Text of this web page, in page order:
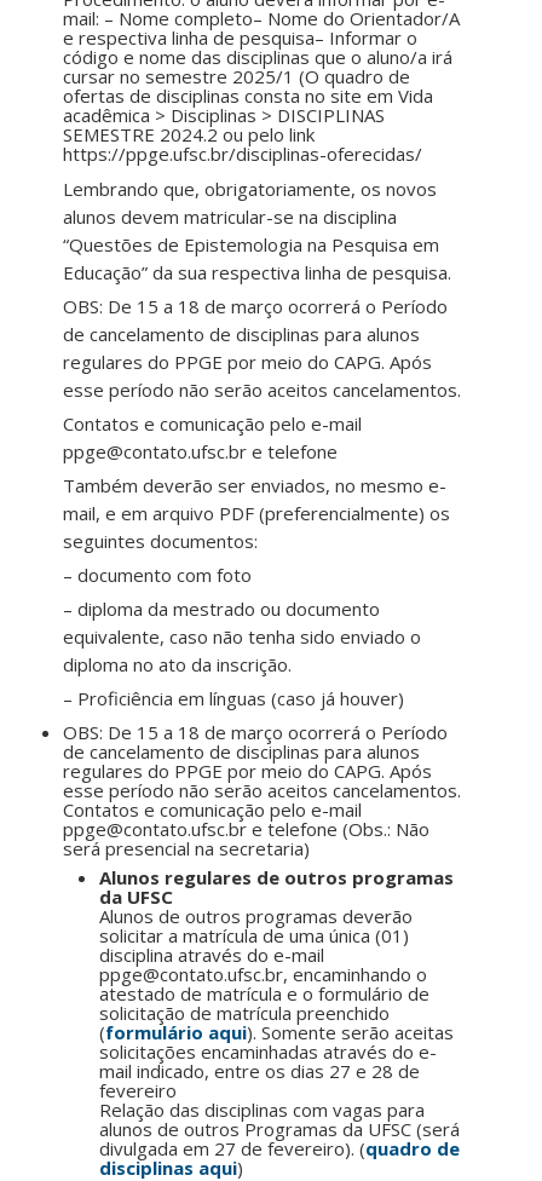
mail: – Nome completo– Nome do Orientador/A
e respectiva linha de pesquisa– Informar o
código e nome das disciplinas que o aluno/a irá
cursar no semestre 2025/1 (O quadro de
ofertas de disciplinas consta no site em Vida
acadêmica > Disciplinas > DISCIPLINAS
SEMESTRE 2024.2 ou pelo link
https://ppge.ufsc.br/disciplinas-oferecidas/
Lembrando que, obrigatoriamente, os novos
alunos devem matricular-se na disciplina
“Questões de Epistemologia na Pesquisa em
Educação” da sua respectiva linha de pesquisa.
OBS: De 15 a 18 de março ocorrerá o Período
de cancelamento de disciplinas para alunos
regulares do PPGE por meio do CAPG. Após
esse período não serão aceitos cancelamentos.
Contatos e comunicação pelo e-mail
ppge@contato.ufsc.br e telefone
Também deverão ser enviados, no mesmo e-
mail, e em arquivo PDF (preferencialmente) os
seguintes documentos:
– documento com foto
– diploma da mestrado ou documento
equivalente, caso não tenha sido enviado o
diploma no ato da inscrição.
– Proficiência em línguas (caso já houver)
OBS: De 15 a 18 de março ocorrerá o Período
de cancelamento de disciplinas para alunos
regulares do PPGE por meio do CAPG. Após
esse período não serão aceitos cancelamentos.
Contatos e comunicação pelo e-mail
ppge@contato.ufsc.br e telefone (Obs.: Não
será presencial na secretaria)
Alunos regulares de outros programas
da UFSC
Alunos de outros programas deverão
solicitar a matrícula de uma única (01)
disciplina através do e-mail
ppge@contato.ufsc.br, encaminhando o
atestado de matrícula e o formulário de
solicitação de matrícula preenchido
(formulário aqui). Somente serão aceitas
solicitações encaminhadas através do e-
mail indicado, entre os dias 27 e 28 de
fevereiro
Relação das disciplinas com vagas para
alunos de outros Programas da UFSC (será
divulgada em 27 de fevereiro). (quadro de
disciplinas aqui)